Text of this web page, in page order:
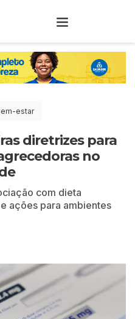
estar
diretrizes para
no
com dieta
ações para ambientes